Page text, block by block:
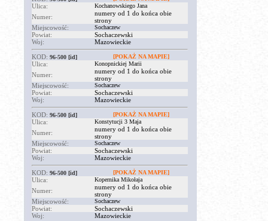
Ulica: Kochanowskiego Jana
Numer:
numery od 1 do końca obie
strony
Miejscowość:
Sochaczew
Powiat:
Sochaczewski
Woj:
Mazowieckie
KOD: 96-500 [id] [POKAŻ NA MAPIE]
Ulica: Konopnickiej Marii
Numer:
numery od 1 do końca obie
strony
Miejscowość:
Sochaczew
Powiat:
Sochaczewski
Woj:
Mazowieckie
KOD: 96-500 [id] [POKAŻ NA MAPIE]
Ulica: Konstytucji 3 Maja
Numer:
numery od 1 do końca obie
strony
Miejscowość:
Sochaczew
Powiat:
Sochaczewski
Woj:
Mazowieckie
KOD: 96-500 [id] [POKAŻ NA MAPIE]
Ulica: Kopernika Mikołaja
Numer:
numery od 1 do końca obie
strony
Miejscowość:
Sochaczew
Powiat:
Sochaczewski
Woj:
Mazowieckie